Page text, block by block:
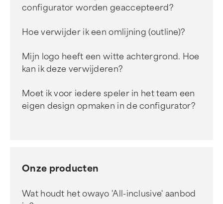
configurator worden geaccepteerd?
Hoe verwijder ik een omlijning (outline)?
Mijn logo heeft een witte achtergrond. Hoe
kan ik deze verwijderen?
Moet ik voor iedere speler in het team een
eigen design opmaken in de configurator?
Onze producten
Wat houdt het owayo 'All-inclusive' aanbod